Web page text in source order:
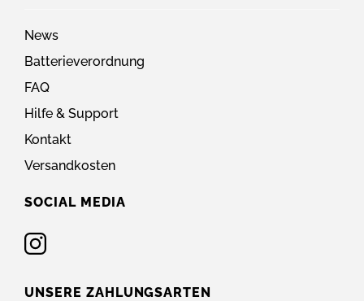
News
Batterieverordnung
FAQ
Hilfe & Support
Kontakt
Versandkosten
SOCIAL MEDIA
UNSERE ZAHLUNGSARTEN